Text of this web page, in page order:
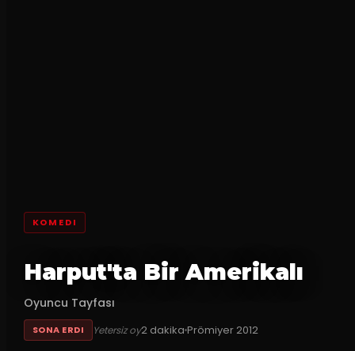
KOMEDI
Harput'ta Bir Amerikalı
Oyuncu Tayfası
SONA ERDI Yetersiz oy2 dakikaPrömiyer 2012